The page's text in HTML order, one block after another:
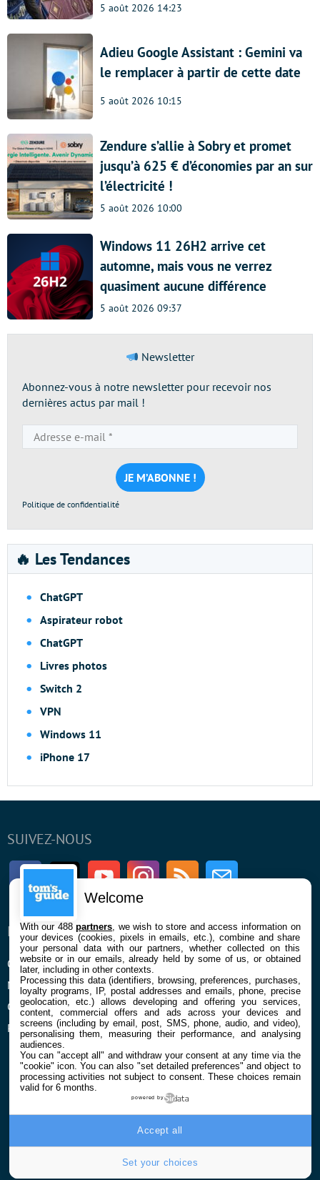
5 août 2026 14:23
Adieu Google Assistant : Gemini va
le remplacer à partir de cette date
5 août 2026 10:15
Zendure s’allie à Sobry et promet
jusqu’à 625 € d’économies par an sur
l’électricité !
5 août 2026 10:00
Windows 11 26H2 arrive cet
automne, mais vous ne verrez
quasiment aucune différence
5 août 2026 09:37
Newsletter
Abonnez-vous à notre newsletter pour recevoir nos
dernières actus par mail !
e-
mail
*
Politique de confidentialité
🔥 Les Tendances
ChatGPT
Aspirateur robot
ChatGPT
Livres photos
Switch 2
VPN
Windows 11
iPhone 17
SUIVEZ-NOUS
FacebookTwitter Youtube InstagramRSS Newsletter
ENTREPRISE
Qui sommes nous
Mentions légales et CGU
Confidentialité et Cookies
Préférences cookies
À PROPOS
La rédaction
Contact
Welcome
With our 488partners , we wish to store and access information on
your devices (cookies, pixels in emails, etc.), combine and share
your personal data with our partners, whether collected on this
website or in our emails, already held by some of us, or obtained
later, including in other contexts.
Processing this data (identifiers, browsing, preferences, purchases,
loyalty programs, IP, postal addresses and emails, phone, precise
geolocation, etc.) allows developing and offering you services,
content, commercial offers and ads across your devices and
screens (including by email, post, SMS, phone, audio, and video),
personalising them, measuring their performance, and analysing
audiences.
You can "accept all" and withdraw your consent at any time via the
"cookie" icon. You can also "set detailed preferences" and object to
processing activities not subject to consent. These choices remain
valid for 6 months.
powered by
Set your choices
Accept all